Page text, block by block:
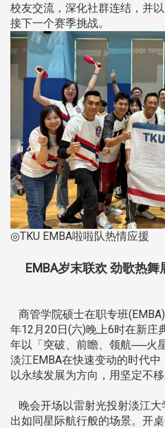
校友交流，深化社群连结，并
接下一个赛季挑战。
◎TKU EMBA啦啦队热情应援
EMBA岁末联欢 劲歌热舞
商管学院硕士在职专班
年12月20日(六)晚上6时在新庄
年以「突破、前瞻、领航──火
淡江EMBA在快速变动的时代中
以永续发展为方向，用坚定不移
晚会开场以雷射光投射淡江
出如同星际航行般的场景。开